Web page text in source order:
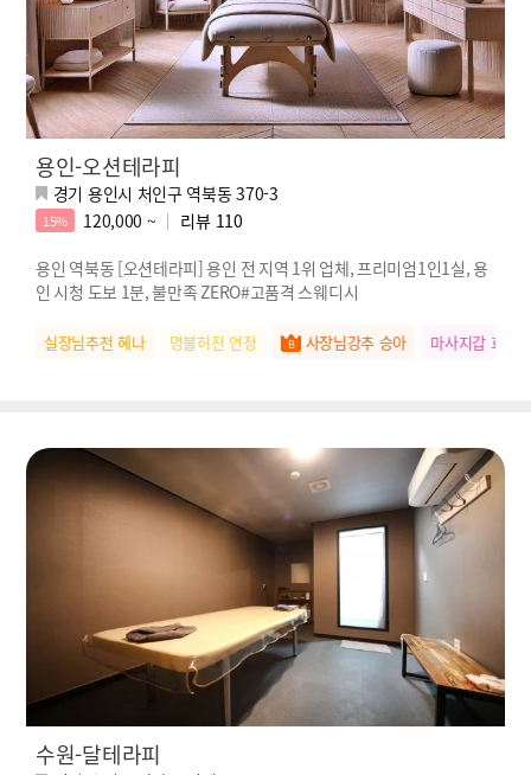
용인-오션테라피
경기 용인시 처인구 역북동 370-3
15% 120,000 ~ 리뷰 110
용인 역북동 [오션테라피] 용인 전 지역 1위 업체, 프리미엄1인1실, 용
인 시청 도보 1분, 불만족 ZERO#고품격 스웨디시
실장님추천 혜나 명불허전 연정 사장님강추 승아 마사지갑 효리
수원-달테라피